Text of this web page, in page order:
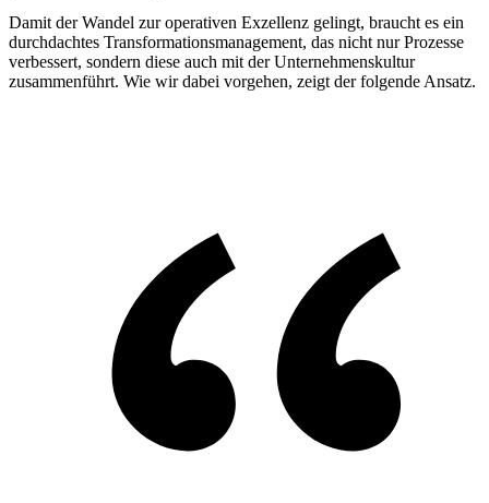
Damit der Wandel zur operativen Exzellenz gelingt, braucht es ein
durchdachtes Transformationsmanagement, das nicht nur Prozesse
verbessert, sondern diese auch mit der Unternehmenskultur
zusammenführt. Wie wir dabei vorgehen, zeigt der folgende Ansatz.